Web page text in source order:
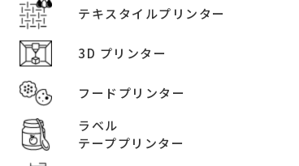
テキスタイルプリンター
3D プリンター
フードプリンター
ラベル
テーププリンター